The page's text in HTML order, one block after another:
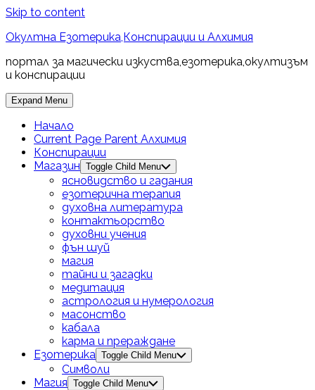
Skip to content
Окултна Езотерика,Конспирации и Алхимия
портал за магически изкуства,езотерика,окултизъм
и конспирации
Expand Menu
Начало
Current Page Parent Алхимия
Конспирации
Магазин Toggle Child Menu
ясновидство и гадания
езотерична терапия
духовна литература
контактьорство
духовни учения
фън шуй
магия
тайни и загадки
медитация
астрология и нумерология
масонство
кабала
карма и прераждане
Езотерика Toggle Child Menu
Символи
Магия Toggle Child Menu